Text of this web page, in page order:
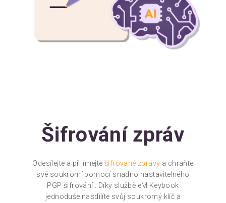
Šifrování zpráv
Odesílejte a přijímejtešifrované zprávy a chraňte
své soukromí pomocí snadno nastavitelného
PGP šifrování . Díky službě eM Keybook
jednoduše nasdílíte svůj soukromý klíč a